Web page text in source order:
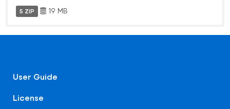
5 ZIP 19 MB
User Guide
License